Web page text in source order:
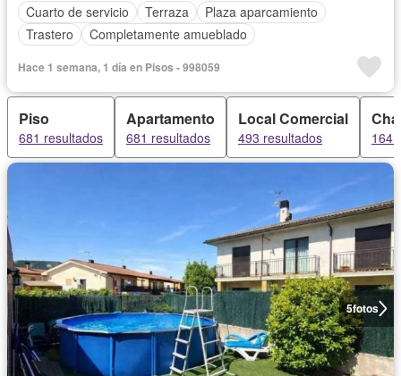
Cuarto de servicio
Terraza
Plaza aparcamiento
Trastero
Completamente amueblado
Hace 1 semana, 1 día en Pisos - 998059
Piso
681 resultados
Apartamento
681 resultados
Local Comercial
493 resultados 164
5fotos